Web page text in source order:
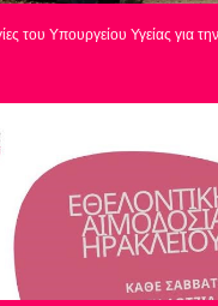
του Υπουργείου Υγείας για